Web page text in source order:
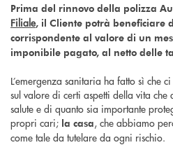
Prima del rinnovo della polizza
Filiale, il Cliente potrà beneficiare
corrispondente al valore di un
imponibile pagato, al netto delle
L’emergenza sanitaria ha fatto sì che
sul valore di certi aspetti della vita che
salute e di quanto sia importante
propri cari; la casa, che abbiamo
come tale da tutelare da ogni rischio.